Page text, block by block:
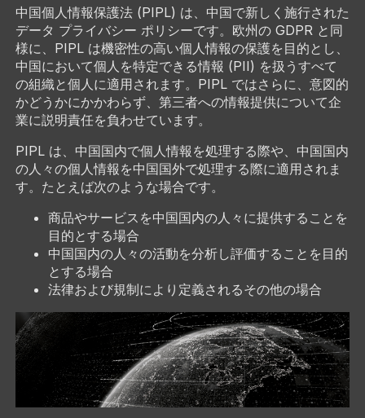
中国個人情報保護法 (PIPL) は、中国で新しく施行された
データ プライバシー ポリシーです。欧州の GDPR と同
様に、PIPL は機密性の高い個人情報の保護を目的とし、
中国において個人を特定できる情報 (PII) を扱うすべて
の組織と個人に適用されます。PIPL ではさらに、意図的
かどうかにかかわらず、第三者への情報提供について企
業に説明責任を負わせています。
PIPL は、中国国内で個人情報を処理する際や、中国国内
の人々の個人情報を中国国外で処理する際に適用されま
す。たとえば次のような場合です。
商品やサービスを中国国内の人々に提供することを
目的とする場合
中国国内の人々の活動を分析し評価することを目的
とする場合
法律および規制により定義されるその他の場合